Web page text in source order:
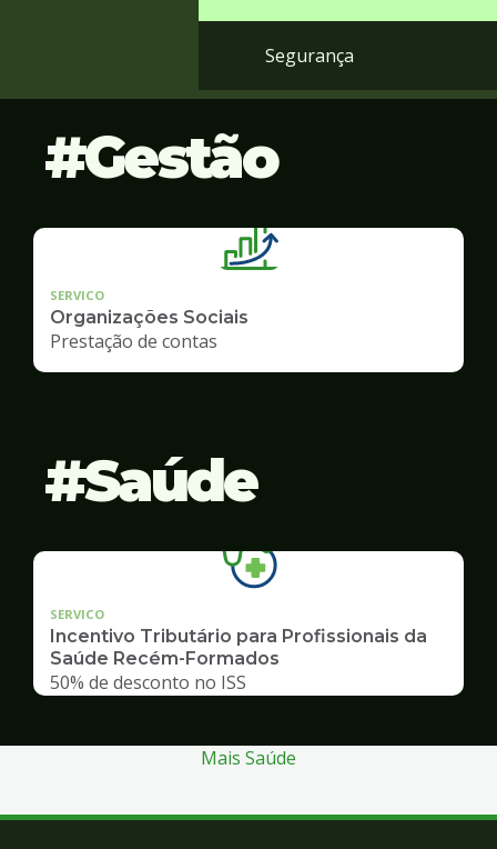
Segurança
Gestão
SERVICO
Organizações Sociais
Prestação de contas
Saúde
SERVICO
Incentivo Tributário para Profissionais da
Saúde Recém-Formados
50% de desconto no ISS
Mais Saúde